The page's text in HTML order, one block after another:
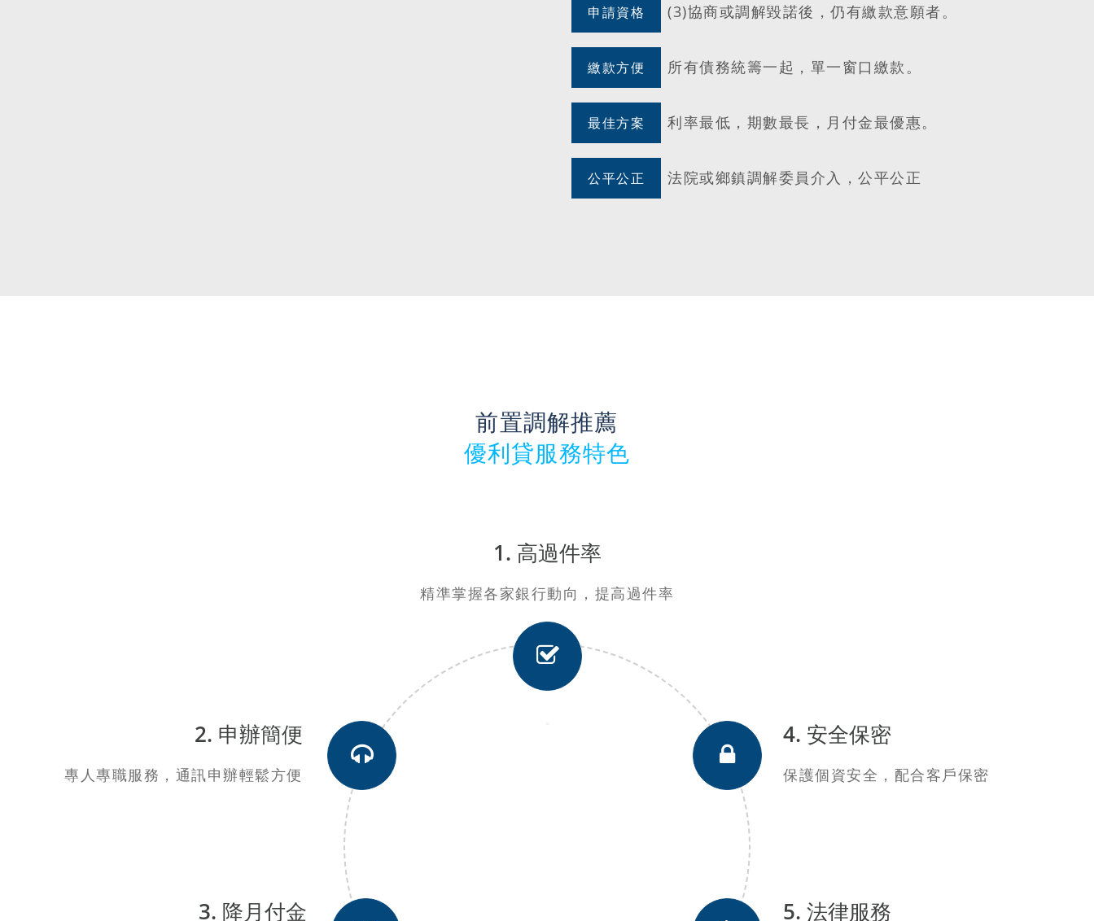
申請資格 (3)協商或調解毀諾後，仍有繳款意願者。
繳款方便 所有債務統籌一起，單一窗口繳款。
最佳方案 利率最低，期數最長，月付金最優惠。
公平公正 法院或鄉鎮調解委員介入，公平公正
前置調解推薦
優利貸服務特色
1. 高過件率
精準掌握各家銀行動向，提高過件率
2. 申辦簡便
專人專職服務，通訊申辦輕鬆方便
3. 降月付金
4. 安全保密
保護個資安全，配合客戶保密
5. 法律服務